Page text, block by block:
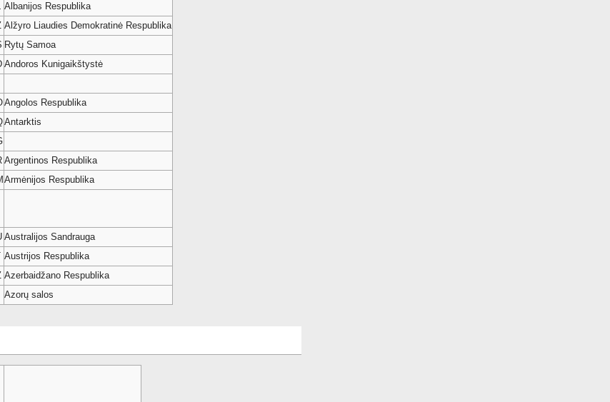
Albanijos Respublika
Alžyro Liaudies Demokratinė Respublika
Rytų Samoa
Andoros Kunigaikštystė
Angolos Respublika
Antarktis
Argentinos Respublika
Armėnijos Respublika
Australijos Sandrauga
Austrijos Respublika
Azerbaidžano Respublika
Azorų salos